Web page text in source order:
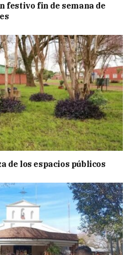
festivo fin de semana de
de los espacios públicos